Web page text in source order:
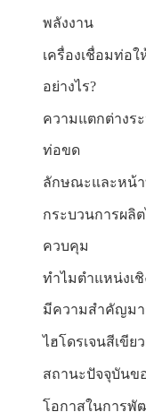
พลังงาน
เครื่องเชื่อมท่อ
อย่างไร?
ความแตกต่างร
ท่อขด
ลักษณะและหน้า
กระบวนการผลิ
ควบคุม
ทำไมตำแหน่งเ
มีความสำคัญมา
ไฮโดรเจนสีเขีย
สถานะปัจจุบันข
โอกาสในการพั